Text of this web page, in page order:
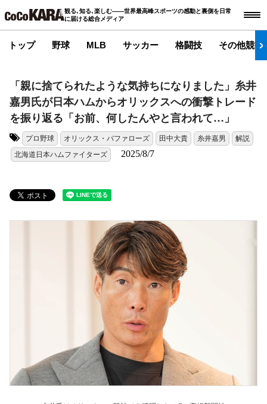
観る､知る､楽しむ――世界最高峰スポーツの感動と裏側を日常
に届ける総合メディア
トップ 野球 MLB サッカー 格闘技 その他競技
「親に捨てられたような気持ちになりました」糸井
嘉男氏が日本ハムからオリックスへの衝撃トレード
を振り返る「お前、何したんやと言われて…」
プロ野球 オリックス・バファローズ 田中大貴 糸井嘉男
解説
北海道日本ハムファイターズ
2025/8/7